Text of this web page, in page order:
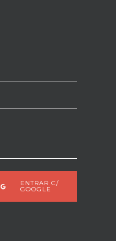
ENTRAR C/
GOOGLE